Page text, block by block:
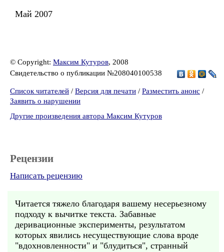
Май 2007
© Copyright: Максим Кутуров, 2008
Свидетельство о публикации №208040100538
Список читателей / Версия для печати / Разместить анонс /
Заявить о нарушении
Другие произведения автора Максим Кутуров
Рецензии
Написать рецензию
Читается тяжело благодаря вашему несерьезному
подходу к вычитке текста. Забавные
деривационные эксперименты, результатом
которых явились несуществующие слова вроде
"вдохновленности" и "блудиться", странный